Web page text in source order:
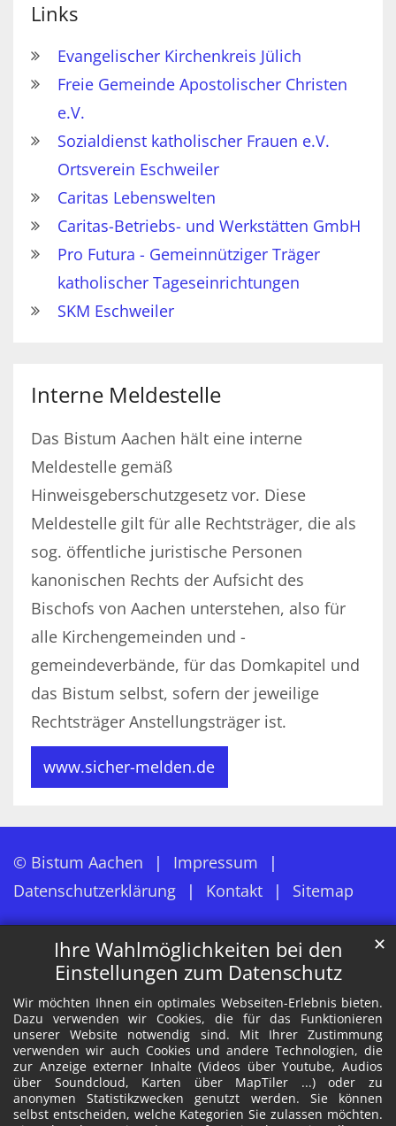
Ihre Wahlmöglichkeiten bei den
Einstellungen zum Datenschutz
Wir möchten Ihnen ein optimales Webseiten-Erlebnis bieten.
Dazu verwenden wir Cookies, die für das Funktionieren
unserer Website notwendig sind. Mit Ihrer Zustimmung
verwenden wir auch Cookies und andere Technologien, die
zur Anzeige externer Inhalte (Videos über Youtube, Audios
über Soundcloud, Karten über MapTiler ...) oder zu
anonymen Statistikzwecken genutzt werden. Sie können
selbst entscheiden, welche Kategorien Sie zulassen möchten.
✕
Links
Evangelischer Kirchenkreis Jülich
Freie Gemeinde Apostolischer Christen
e.V.
Sozialdienst katholischer Frauen e.V.
Ortsverein Eschweiler
Caritas Lebenswelten
Caritas-Betriebs- und Werkstätten GmbH
Pro Futura - Gemeinnütziger Träger
katholischer Tageseinrichtungen
SKM Eschweiler
Interne Meldestelle
Das Bistum Aachen hält eine interne
Meldestelle gemäß
Hinweisgeberschutzgesetz vor. Diese
Meldestelle gilt für alle Rechtsträger, die als
sog. öffentliche juristische Personen
kanonischen Rechts der Aufsicht des
Bischofs von Aachen unterstehen, also für
alle Kirchengemeinden und -
gemeindeverbände, für das Domkapitel und
das Bistum selbst, sofern der jeweilige
Rechtsträger Anstellungsträger ist.
www.sicher-melden.de
© Bistum Aachen
Impressum
Datenschutzerklärung
Kontakt Sitemap